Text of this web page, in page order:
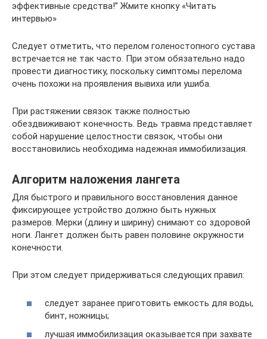
эффективные средства!” Жмите кнопку «Читать
интервью»
Следует отметить, что перелом голеностопного сустава
встречается не так часто. При этом обязательно надо
провести диагностику, поскольку симптомы перелома
очень похожи на проявления вывиха или ушиба.
При растяжении связок также полностью
обездвиживают конечность. Ведь травма представляет
собой нарушение целостности связок, чтобы они
восстановились необходима надежная иммобилизация.
Алгоритм наложения лангета
Для быстрого и правильного восстановления данное
фиксирующее устройство должно быть нужных
размеров. Мерки (длину и ширину) снимают со здоровой
ноги. Лангет должен быть равен половине окружности
конечности.
При этом следует придерживаться следующих правил:
следует заранее приготовить емкость для воды,
бинт, ножницы;
лучшая иммобилизация оказывается при захвате